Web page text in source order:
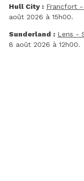
Hull City : Francfort -
août 2026 à 15h00.
Sunderland : Lens -
8 août 2026 à 12h00.